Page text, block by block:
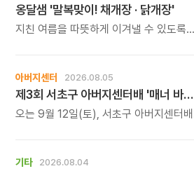
옹달샘 '말복맞이! 채개장 · 닭개장'
지친 여름을 따뜻하게 이겨낼 수 있도록
아버지센터 2026.08.05
제3회 서초구 아버지센터배 '매너 바둑왕' 대회
오는 9월 12일(토), 서초구 아버지센터배
기타 2026.08.04